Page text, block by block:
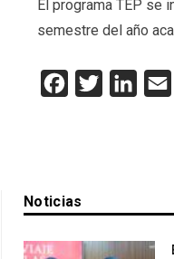
El programa TEP se
semestre del año
Facebook
Twitter
Noticias